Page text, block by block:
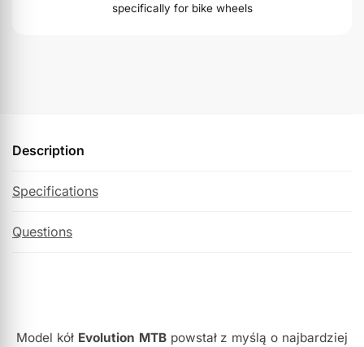
specifically for bike wheels
Description
Specifications
Questions
Model kół Evolution MTBpowstał z myślą o najbardziej